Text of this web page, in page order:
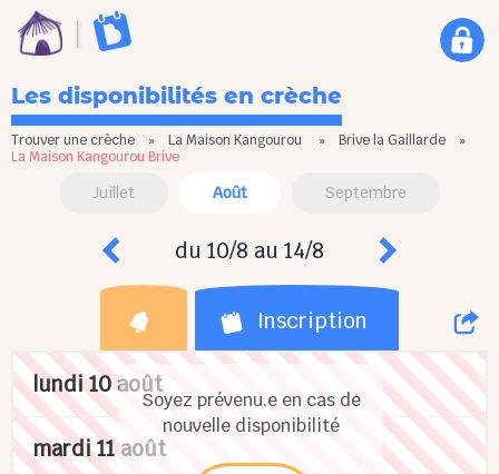
Les disponibilités en crèche
Trouver une crèche » La Maison Kangourou » Brive la Gaillarde »
La Maison Kangourou Brive
Juillet Août Septembre
du 10/8 au 14/8
Inscription
Soyez prévenu.e en cas de
nouvelle disponibilité
lundi 10 août
mardi 11 août